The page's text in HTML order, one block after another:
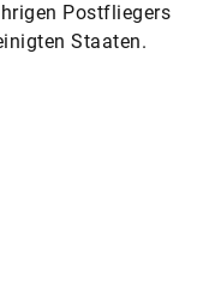
Postfliegers
Staaten.